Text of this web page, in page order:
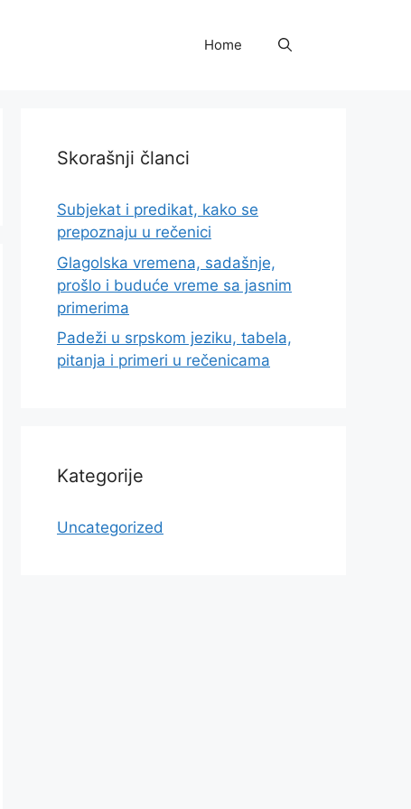
Home
Skorašnji članci
Subjekat i predikat, kako se
prepoznaju u rečenici
Glagolska vremena, sadašnje,
prošlo i buduće vreme sa jasnim
primerima
Padeži u srpskom jeziku, tabela,
pitanja i primeri u rečenicama
Kategorije
Uncategorized